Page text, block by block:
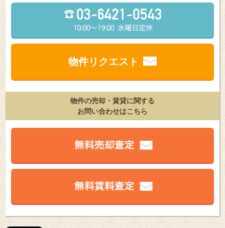
物件リクエスト
物件の売却・賃貸に関する
お問い合わせはこちら